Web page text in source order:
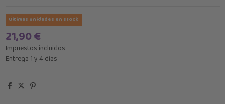
Últimas unidades en stock
21,90 €
Impuestos incluidos
Entrega 1 y 4 días